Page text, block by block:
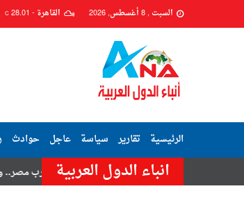
السبت , 8 أغسطس, 2026 القاهرة - 28.01
C
الرئيسية تقارير سياسة عاجل حوادث
انباء الدول العربية
هزة أرضية تضرب مصر.. وشعور بها في